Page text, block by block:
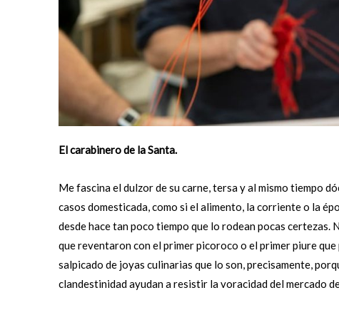
El carabinero de la Santa.
Me fascina el dulzor de su carne, tersa y al mismo tiempo
casos domesticada, como si el alimento, la corriente o la
desde hace tan poco tiempo que lo rodean pocas
que reventaron con el primer picoroco o el primer piure
salpicado de joyas culinarias que lo son, precisamente,
clandestinidad ayudan a resistir la voracidad del mercado